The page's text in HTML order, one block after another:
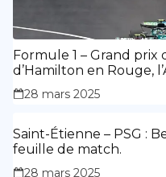
Formule 1 – Grand prix
d’Hamilton en Rouge,
des siennes.
28 mars 2025
Saint-Étienne – PSG :
feuille de match.
28 mars 2025